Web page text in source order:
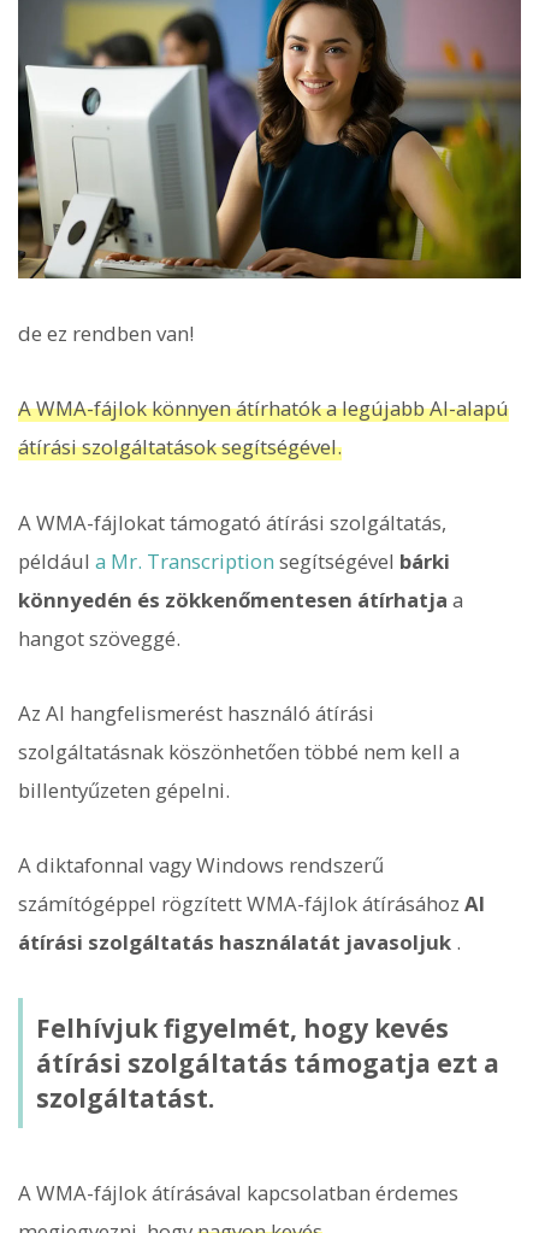
de ez rendben van!
A WMA-fájlok könnyen átírhatók a legújabb AI-alapú
átírási szolgáltatások segítségével.
A WMA-fájlokat támogató átírási szolgáltatás,
például a Mr. Transcription segítségével bárki
könnyedén és zökkenőmentesen átírhatja a
hangot szöveggé.
Az AI hangfelismerést használó átírási
szolgáltatásnak köszönhetően többé nem kell a
billentyűzeten gépelni.
A diktafonnal vagy Windows rendszerű
számítógéppel rögzített WMA-fájlok átírásához AI
átírási szolgáltatás használatát javasoljuk .
Felhívjuk figyelmét, hogy kevés
átírási szolgáltatás támogatja ezt a
szolgáltatást.
A WMA-fájlok átírásával kapcsolatban érdemes